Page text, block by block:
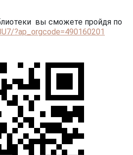
вы сможете пройдя по
?ap_orgcode=490160201